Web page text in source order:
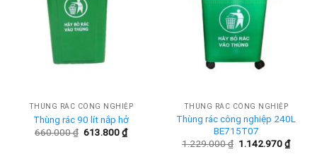
THÙNG RÁC CÔNG NGHIỆP
Thùng rác 90 lít nắp hở
660.000₫ Giá
613.800₫Giá
hiện
THÙNG RÁC CÔNG NGHIỆP
Thùng rác công nghiệp 240L
BE715T07
1.229.000₫ Giá
1.142.970₫Giá
hiện